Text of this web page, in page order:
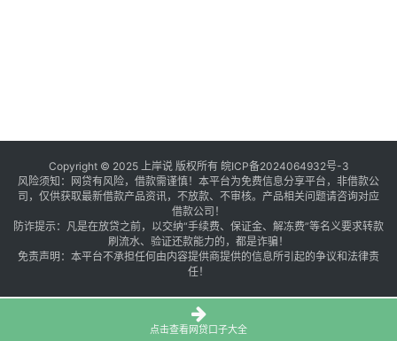
Copyright © 2025 上岸说 版权所有 皖ICP备2024064932号-3
风险须知：网贷有风险，借款需谨慎！本平台为免费信息分享平台，非借款公
司，仅供获取最新借款产品资讯，不放款、不审核。产品相关问题请咨询对应
借款公司！
防诈提示：凡是在放贷之前，以交纳“手续费、保证金、解冻费”等名义要求转款
刷流水、验证还款能力的，都是诈骗！
免责声明：本平台不承担任何由内容提供商提供的信息所引起的争议和法律责
任！
点击查看网贷口子大全